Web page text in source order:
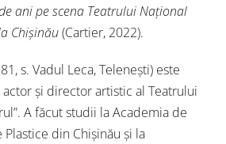
ani pe scena Teatrului Național
Chișinău(Cartier, 2022).
s. Vadul Leca, Telenești) este
și director artistic al Teatrului
A făcut studii la Academia de
Plastice din Chișinău și la